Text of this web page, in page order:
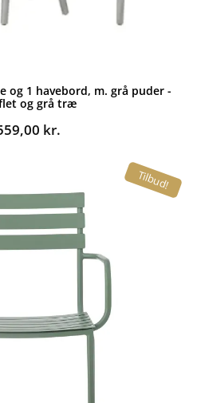
og 1 havebord, m. grå puder -
og grå træ
kr.
Tilbud!